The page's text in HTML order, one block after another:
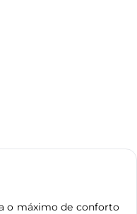
o máximo de conforto